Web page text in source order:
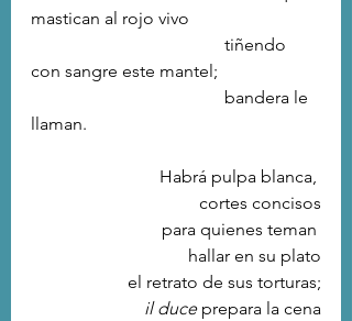
mastican al rojo vivo
con sangre este mantel;
llaman.
cortes concisos
hallar en su plato
el retrato de sus torturas;
il duce prepara la cena